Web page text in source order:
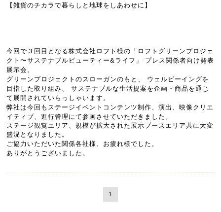
【雑貨のチカラで暮らしと地球をしあわせに】
今回で３回目となる株式会社ロフト様の 「ロフトグリーンプロジェ
クト〜サステナブルビューティー&ライフ」 プレス関係者向け発表
展示会。
グリーンプロジェクトのスローガンのもと、 ウェルビーイングを
目指した取り組み、 サステナブルな生活提案を企画・商品を通じ
て展開されていらっしゃいます。
弊社は今回もステージイベントコンテンツ制作、演出、映像クリエ
イティブ、進行管理にて参画させていただきました。
ステージ観覧エリア、規模が拡大された展示ブースエリア共に 大変
盛況となりました。
ご協力いただいた関係各社様、お疲れ様でした。
ありがとうございました。
1